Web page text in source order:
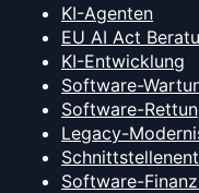
KI-Agenten
EU AI Act
KI-Entwicklung
Software-
Software-
Legacy-
Software-